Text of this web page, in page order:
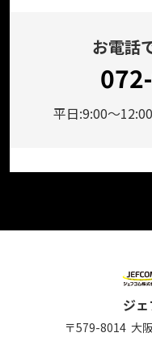
お電話
平日:9:00～
ジ
〒579-8014 大